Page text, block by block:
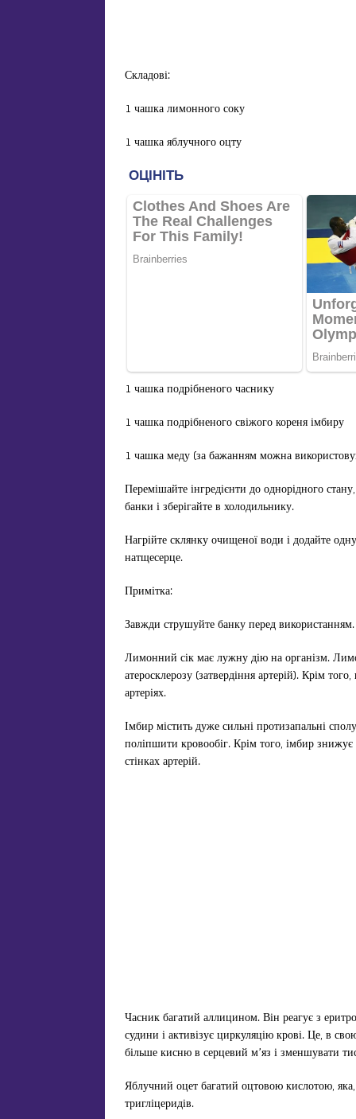
Складові:
1 чашка лимонного соку
1 чашка яблучного оцту
1 чашка подрібненого часнику
1 чашка подрібненого свіжого кореня імбиру
1 чашка меду (за бажанням можна
Перемішайте інгредієнти до однорідного
банки і зберігайте в холодильнику.
Нагрійте склянку очищеної води і додайте
натщесерце.
Примітка:
Завжди струшуйте банку перед використанням.
Лимонний сік має лужну дію на організм.
атеросклерозу (затвердіння артерій). Крім
артеріях.
Імбир містить дуже сильні протизапальні
поліпшити кровообіг. Крім того, імбир знижує
стінках артерій.
Часник багатий аллицином. Він реагує з
судини і активізує циркуляцію крові. Це, в
більше кисню в серцевий м’яз і зменшувати
Яблучний оцет багатий оцтовою кислотою,
тригліцеридів.